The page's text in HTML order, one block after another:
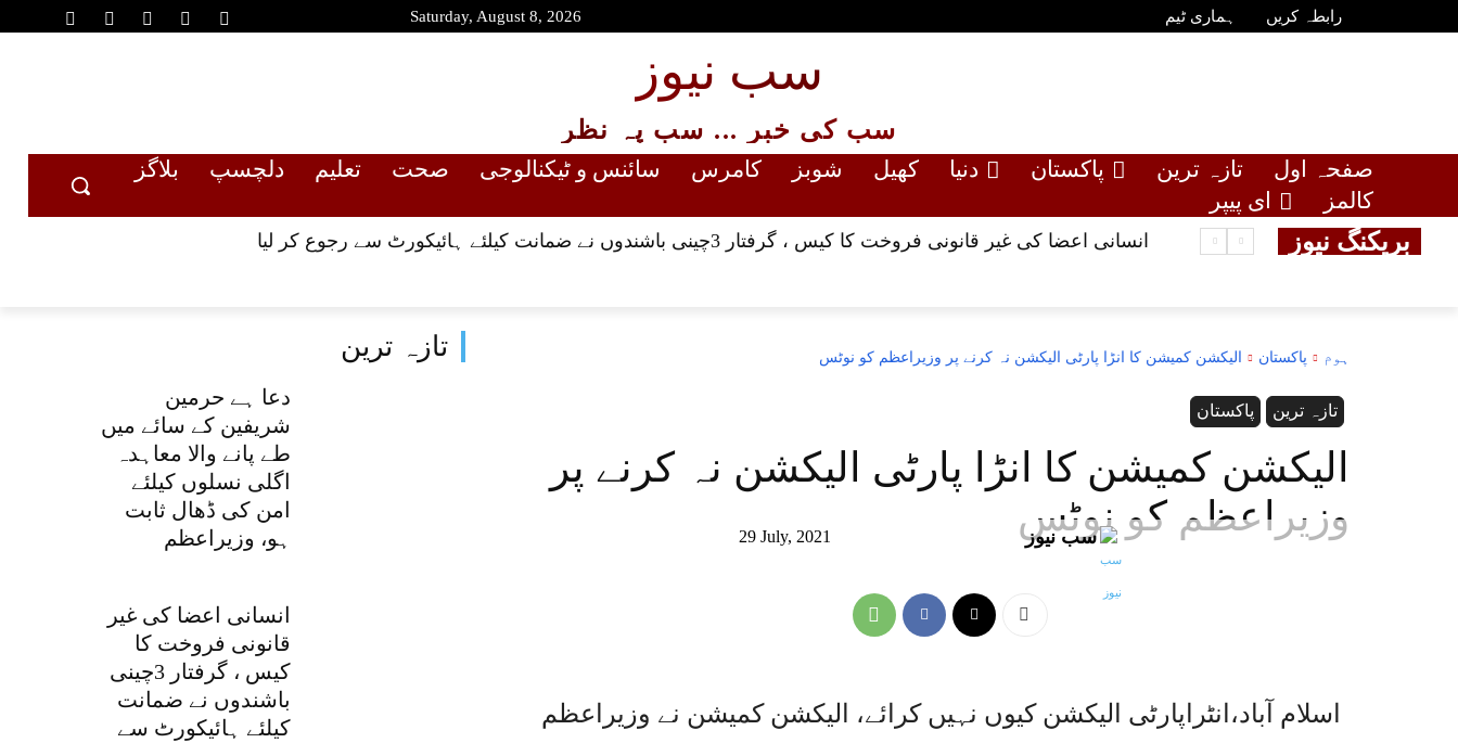
Saturday, August 8, 2026 رابطہ کریں ہماری ٹیم
سب نیوز
سب کی خبر ... سب پہ نظر
صفحہ اول تازہ ترین پاکستان دنیا کھیل شوبز کامرس سائنس و ٹیکنالوجی صحت تعلیم دلچسپ
بلاگز
کالمز
ای پیپر
بریکنگ نیوز انسانی اعضا کی غیر قانونی فروخت کا کیس ، گرفتار 3چینی باشندوں نے ضمانت کیلئے ہائیکورٹ سے رجوع کر لیا
تازہ ترین
دعا ہے حرمین
شریفین کے سائے میں
طے پانے والا معاہدہ
اگلی نسلوں کیلئے
امن کی ڈھال ثابت
ہو، وزیراعظم
انسانی اعضا کی غیر
قانونی فروخت کا
کیس ، گرفتار 3چینی
باشندوں نے ضمانت
کیلئے ہائیکورٹ سے
ہوم پاکستان الیکشن کمیشن کا انڑا پارٹی الیکشن نہ کرنے پر وزیراعظم کو نوٹس
پاکستان تازہ ترین
الیکشن کمیشن کا انڑا پارٹی الیکشن نہ کرنے پر
وزیراعظم کو نوٹس
29 July, 2021 سب نیوز
اسلام آباد،انٹراپارٹی الیکشن کیوں نہیں کرائے، الیکشن کمیشن نے وزیراعظم